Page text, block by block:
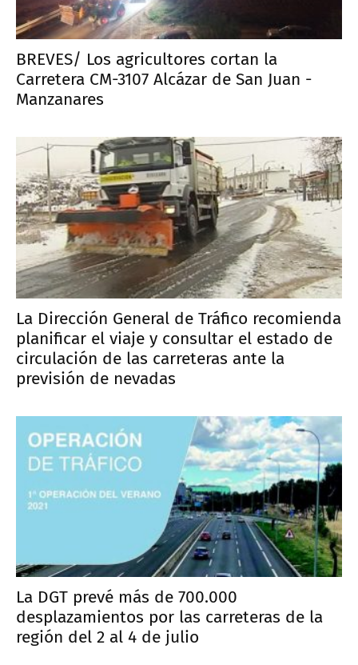
BREVES/ Los agricultores cortan la
Carretera CM-3107 Alcázar de San Juan -
Manzanares
La Dirección General de Tráfico recomienda
planificar el viaje y consultar el estado de
circulación de las carreteras ante la
previsión de nevadas
La DGT prevé más de 700.000
desplazamientos por las carreteras de la
región del 2 al 4 de julio